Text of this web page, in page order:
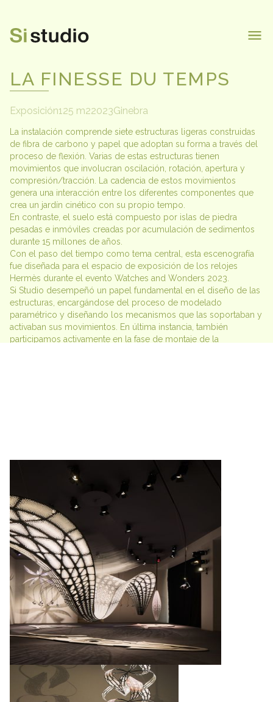
proyectos
contacto
LA FINESSE DU TEMPS
Exposición125 m22023Ginebra
La instalación comprende siete estructuras ligeras construidas
de fibra de carbono y papel que adoptan su forma a través del
proceso de flexión. Varias de estas estructuras tienen
movimientos que involucran oscilación, rotación, apertura y
compresión/tracción. La cadencia de estos movimientos
genera una interacción entre los diferentes componentes que
crea un jardín cinético con su propio tempo.
En contraste, el suelo está compuesto por islas de piedra
pesadas e inmóviles creadas por acumulación de sedimentos
durante 15 millones de años.
Con el paso del tiempo como tema central, esta escenografía
fue diseñada para el espacio de exposición de los relojes
Hermès durante el evento Watches and Wonders 2023.
Si Studio desempeñó un papel fundamental en el diseño de las
estructuras, encargándose del proceso de modelado
paramétrico y diseñando los mecanismos que las soportaban y
activaban sus movimientos. En última instancia, también
participamos activamente en la fase de montaje de la